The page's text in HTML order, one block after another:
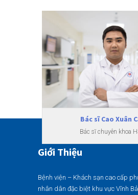
Bác sĩ Cao Xuân
Bác sĩ chuyên khoa
Giới Thiệu
Bệnh viện – Khách sạn cao cấp
nhân dân đặc biệt khu vực Vĩnh